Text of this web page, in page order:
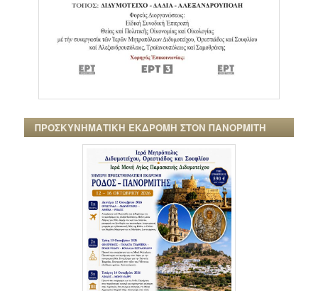
ΠΡΟΣΚΥΝΗΜΑΤΙΚΗ ΕΚΔΡΟΜΗ ΣΤΟΝ ΠΑΝΟΡΜΙΤΗ